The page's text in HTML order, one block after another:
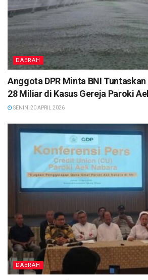
DAERAH
Anggota DPR Minta BNI
28 Miliar di Kasus Gereja Paroki
SENIN, 20 APRIL 2026
DAERAH